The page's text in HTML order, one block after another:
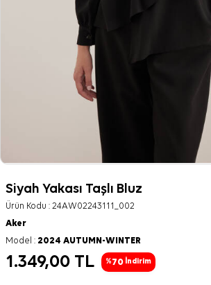
Siyah Yakası Taşlı Bluz
Ürün Kodu : 24AW02243111_002
Aker
Model : 2024 AUTUMN-WINTER
1.349,00 TL %70 İndirim